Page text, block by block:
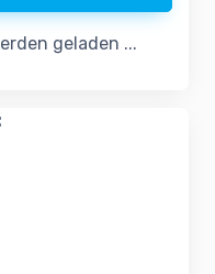
geladen ...